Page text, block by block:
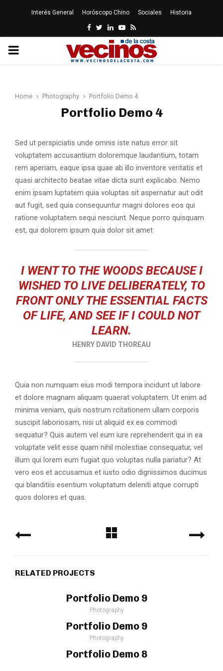
Interés General Horóscopo Chino Sociales Historia
Facebook
Twitter
LinkedinYoutube
Rss
PRIMARY
Home Photography Portfolio Demo 4
Portfolio Demo 4
Sed ut perspiciatis unde omnis iste natus error sit
voluptatem accusantium doloremque laudantium, totam
rem aperiam, eaque ipsa quae ab illo inventore veritatis et
quasi architecto beatae vitae dicta sunt explicabo. Nemo
enim ipsam luptatem quia voluptas sit aspernatur aut odit
aut fugit, sed quia consequuntur magni dolores eos qui
ratione voluptatem sequi nesciunt. Neque porro quisquam
est, qui dolorem ipsum quia dolor sit amet
I WENT TO THE WOODS BECAUSE I
WISHED TO LIVE DELIBERATELY, TO
FRONT ONLY THE ESSENTIAL FACTS
OF LIFE, AND SEE IF I COULD NOT
LEARN.
HENRY DAVID THOREAU
Quia non numquam eius modi tempora incidunt ut labore
et dolore magnam aliquam quaerat voluptatem. Ut enim ad
minima veniam, quis nostrum rcitationem ullam corporis
suscipit laboriosam, nisi ut aliquid ex ea commodi
sequatur? Quis autem vel eum iure reprehenderit qui in ea
voluptate velit esse quam nihil molestiae consequatur, vel
illum qui lorem eum fugiat quo voluptas nulla pariatur? At
vero eos et accusamus et iusto odio dignissimos ducimus
qui blanditiis esentium voluptatum deleniti atque corrupti
quos dolores et quas.
RELATED PROJECTS
Portfolio Demo 9
Photography
Portfolio Demo 9
Photography
Portfolio Demo 8